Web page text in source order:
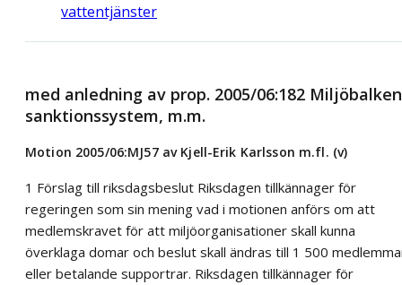
vattentjänster
med anledning av prop. 2005/06:182
sanktionssystem, m.m.
Motion 2005/06:MJ57 av Kjell-Erik Karlsson m.fl. (v)
1 Förslag till riksdagsbeslut Riksdagen tillkännager för
regeringen som sin mening vad i motionen anförs om att
medlemskravet för att miljöorganisationer skall kunna
överklaga domar och beslut skall ändras till 1 500
eller betalande supportrar. Riksdagen tillkännager för